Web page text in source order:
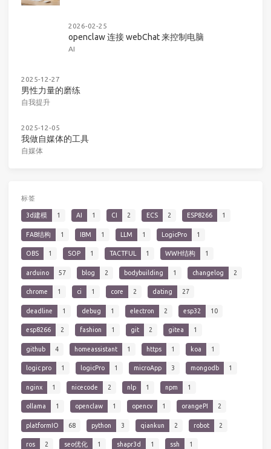
2026-02-25
openclaw 连接 webChat 来控制电脑
AI
2025-12-27
男性力量的磨练
自我提升
2025-12-05
我做自媒体的工具
自媒体
标签
3d建模 1 AI 1 CI 2 ECS 2 ESP8266 1
FAB结构 1 IBM 1 LLM 1 LogicPro 1
OBS 1 SOP 1 TACTFUL 1 WWH结构 1
arduino 57 blog 2 bodybuilding 1 changelog 2
chrome 1 ci 1 core 2 dating 27
deadline 1 debug 1 electron 2 esp32 10
esp8266 2 fashion 1 git 2 gitea 1
github 4 homeassistant 1 https 1 koa 1
logic pro 1 logicPro 1 microApp 3 mongodb 1
nginx 1 nicecode 2 nlp 1 npm 1
ollama 1 openclaw 1 opencv 1 orangePI 2
platformIO 68 python 3 qiankun 2 robot 2
ros 2 seo优化 1 shapr3d 1 ssh 1